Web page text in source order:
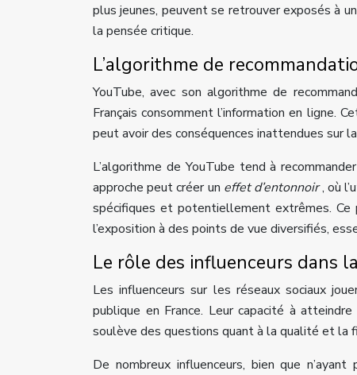
plus jeunes, peuvent se retrouver exposés à
la pensée critique.
L’algorithme de
YouTube, avec son algorithme de
Français consomment l’information en ligne.
peut avoir des conséquences inattendues sur
L’algorithme de YouTube tend à
approche peut créer un effet d’entonnoir, où
spécifiques et potentiellement extrêmes. Ce
l’exposition à des points de vue diversifiés,
Le rôle des influenceurs dans
Les influenceurs sur les réseaux sociaux
publique en France. Leur capacité à
soulève des questions quant à la qualité et la
De nombreux influenceurs, bien que